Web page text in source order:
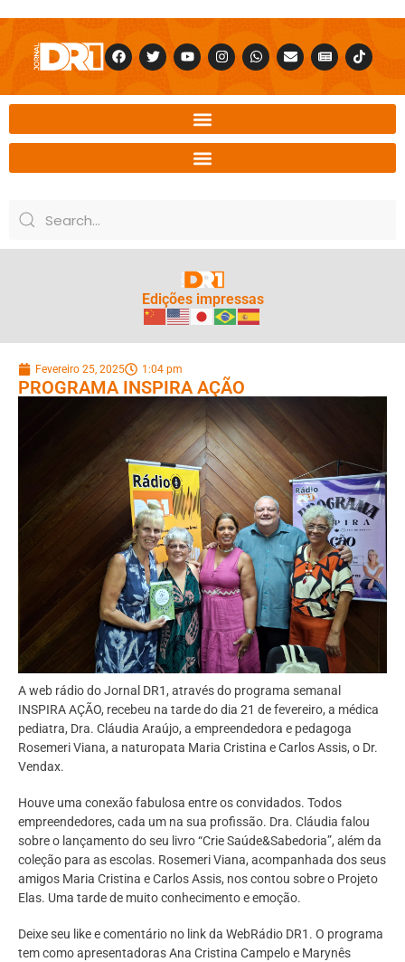
Edições impressas
Fevereiro 25, 2025 1:04 pm
PROGRAMA INSPIRA AÇÃO
A web rádio do Jornal DR1, através do programa semanal
INSPIRA AÇÃO, recebeu na tarde do dia 21 de fevereiro, a médica
pediatra, Dra. Cláudia Araújo, a empreendedora e pedagoga
Rosemeri Viana, a naturopata Maria Cristina e Carlos Assis, o Dr.
Vendax.
Houve uma conexão fabulosa entre os convidados. Todos
empreendedores, cada um na sua profissão. Dra. Cláudia falou
sobre o lançamento do seu livro “Crie Saúde&Sabedoria”, além da
coleção para as escolas. Rosemeri Viana, acompanhada dos seus
amigos Maria Cristina e Carlos Assis, nos contou sobre o Projeto
Elas. Uma tarde de muito conhecimento e emoção.
Deixe seu like e comentário no link da WebRádio DR1. O programa
tem como apresentadoras Ana Cristina Campelo e Marynês